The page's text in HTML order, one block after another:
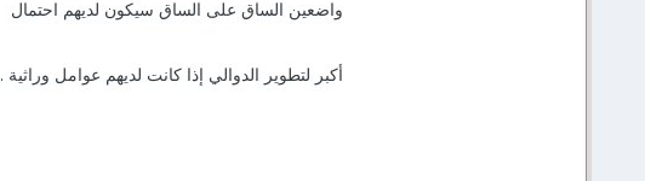
واضعين الساق على الساق سيكون لديهم احتمال
أكبر لتطوير الدوالي إذا كانت لديهم عوامل وراثية .